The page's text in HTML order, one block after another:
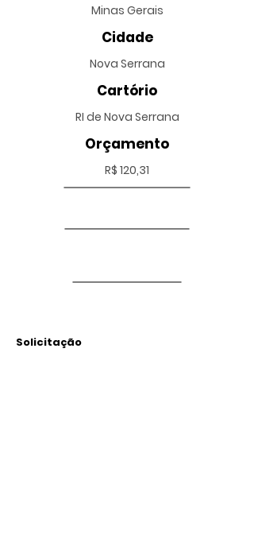
Minas Gerais
Cidade
Nova Serrana
Cartório
RI de Nova Serrana
Orçamento
R$ 120,31
Solicitação